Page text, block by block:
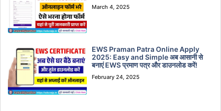
March 4, 2025
EWS Praman Patra Online Apply
2025: Easy and Simple अब आसानी से
बनाएं EWS प्रमाण पत्र और डाउनलोड करें!
February 24, 2025